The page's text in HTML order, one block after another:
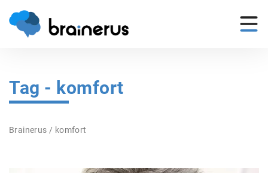
Tag - komfort
Brainerus / komfort